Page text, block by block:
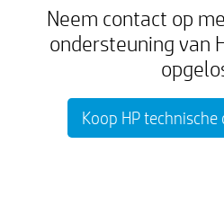
Neem contact op
ondersteuning van
Koop HP